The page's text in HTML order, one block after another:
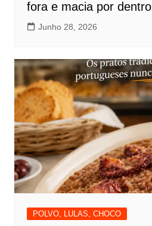
fora e macia por dentro
Junho 28, 2026
POLVO, LULAS, CHOCO